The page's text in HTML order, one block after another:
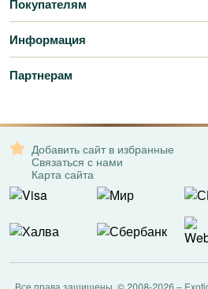
Покупателям
Информация
Партнерам
Добавить сайт в избранные
Связаться с нами
Карта сайта